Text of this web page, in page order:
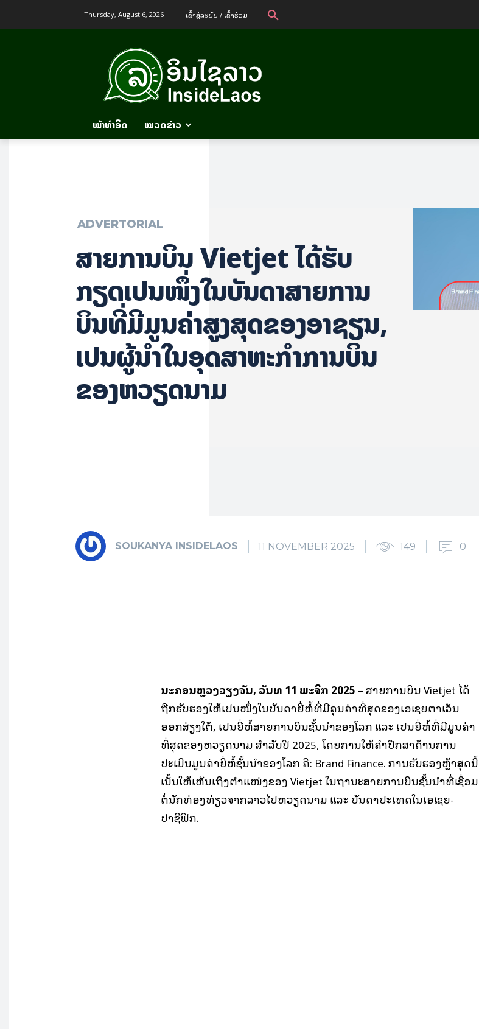
Thursday, August 6, 2026 ເຂົ້າ​ສູ່​ລະ​ບົບ / ເຂົ້າ​ຮ່ວມ
ໜ້າທຳອິດ ໝວດຂ່າວ
ADVERTORIAL
ສາຍການບິນ Vietjet ໄດ້ຮັບ
ກຽດເປັນໜຶ່ງໃນບັນດາສາຍການ
ບິນທີ່ມີມູນຄ່າສູງສຸດຂອງອາຊຽນ,
ເປັນຜູ້ນຳໃນອຸດສາຫະກຳການບິນ
ຂອງຫວຽດນາມ
SOUKANYA INSIDELAOS 11 NOVEMBER 2025 149 0
ນະຄອນຫຼວງວຽງຈັນ, ວັນທີ 11 ພະຈິກ 2025 – ສາຍການບິນ Vietjet ໄດ້
ຖືກຮັບຮອງໃຫ້ເປັນໜຶ່ງໃນບັນດາຍີ່ຫໍ້ທີ່ມີຄຸນຄ່າທີ່ສຸດຂອງເອເຊຍຕາເວັນ
ອອກສ່ຽງໃຕ້, ເປັນຍີ່ຫໍ້ສາຍການບິນຊັ້ນນໍາຂອງໂລກ ແລະ ເປັນຍີ່ຫໍ້ທີ່ມີມູນຄ່າ
ທີ່ສຸດຂອງຫວຽດນາມ ສໍາລັບປີ 2025, ໂດຍການໃຫ້ຄຳປຶກສາດ້ານການ
ປະເມີນມູນຄ່າຍີ່ຫໍ້ຊັ້ນນໍາຂອງໂລກ ຄື: Brand Finance. ການຮັບຮອງຫຼ້າສຸດນີ້
ເນັ້ນໃຫ້ເຫັນເຖິງຕໍາແໜ່ງຂອງ Vietjet ໃນຖານະສາຍການບິນຊັ້ນນໍາທີ່ເຊື່ອມ
ຕໍ່ນັກທ່ອງທ່ຽວຈາກລາວໄປຫວຽດນາມ ແລະ ບັນດາປະເທດໃນເອເຊຍ-
ປາຊີຟິກ.